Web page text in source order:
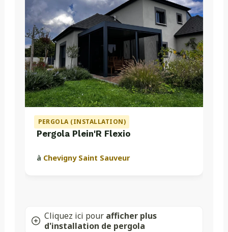
PERGOLA (INSTALLATION)
Pergola Plein'R Flexio
à Chevigny Saint Sauveur
Cliquez ici pour afficher plus
d'installation de pergola